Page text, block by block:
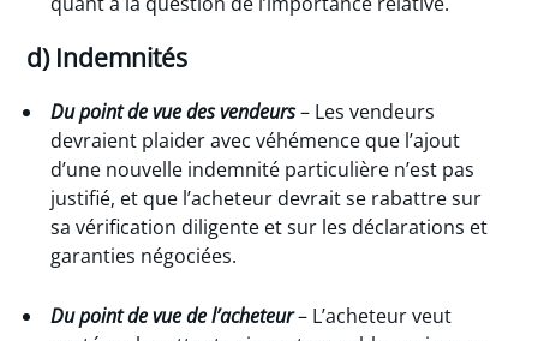
d) Indemnités
Du point de vue des vendeurs– Les vendeurs
devraient plaider avec véhémence que l’ajout
d’une nouvelle indemnité particulière n’est pas
justifié, et que l’acheteur devrait se rabattre sur
sa vérification diligente et sur les déclarations et
garanties négociées.
Du point de vue de l’acheteur– L’acheteur veut